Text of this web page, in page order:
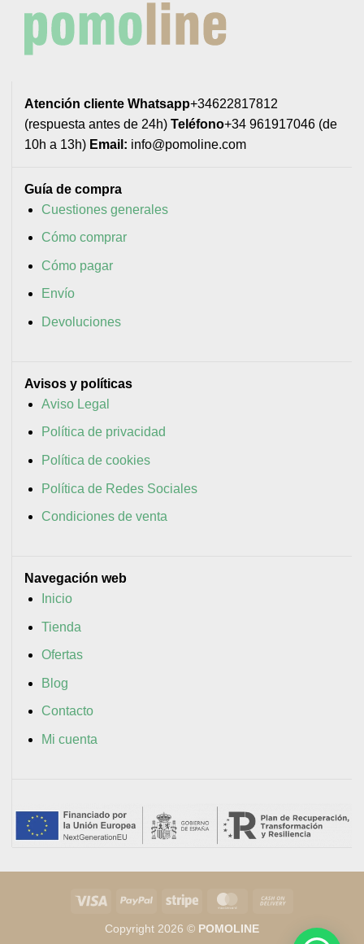
Atención cliente Whatsapp+34622817812
(respuesta antes de 24h) Teléfono+34 961917046 (de
10h a 13h) Email: info@pomoline.com
Guía de compra
Cuestiones generales
Cómo comprar
Cómo pagar
Envío
Devoluciones
Avisos y políticas
Aviso Legal
Política de privacidad
Política de cookies
Política de Redes Sociales
Condiciones de venta
Navegación web
Inicio
Tienda
Ofertas
Blog
Contacto
Mi cuenta
Visa PayPal Stripe MasterCard
Delivery
Copyright 2026 © POMOLINE